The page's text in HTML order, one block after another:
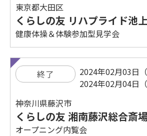
東京都大田区
くらしの友 リハプライド池
健康体操＆体験参加型見学会
終了
2024年02月03日（
2024年02月04日（
神奈川県藤沢市
くらしの友 湘南藤沢総合斎
オープニング内覧会